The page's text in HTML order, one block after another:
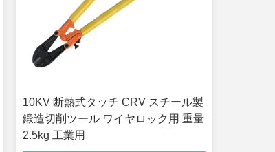
10KV 断熱式タッチ CRV スチール製
鍛造切削ツール ワイヤロック用 重量
2.5kg 工業用